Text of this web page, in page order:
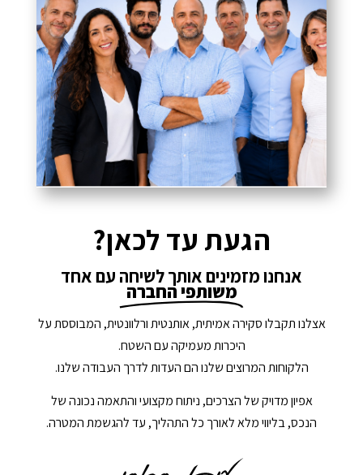
הגעת עד לכאן?
אנחנו מזמינים אותך לשיחה עם אחד
משותפי החברה
אצלנו תקבלו סקירה אמיתית, אותנטית ורלוונטית, המבוססת על
היכרות מעמיקה עם השטח.
הלקוחות המרוצים שלנו הם העדות לדרך העבודה שלנו.
אפיון מדויק של הצרכים, ניתוח מקצועי והתאמה נכונה של
הנכס, בליווי מלא לאורך כל התהליך, עד להגשמת המטרה.